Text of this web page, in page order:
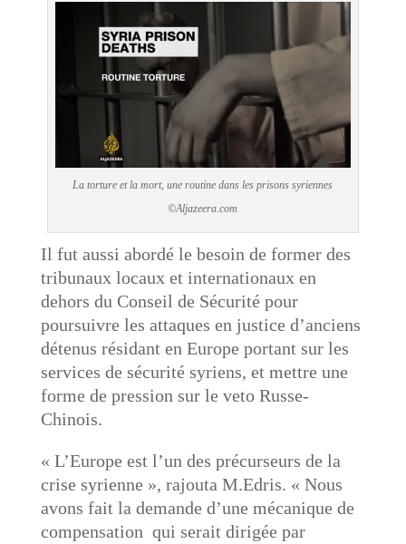
La torture et la mort, une routine dans les prisons syriennes
©Aljazeera.com
Il fut aussi abordé le besoin de former des
tribunaux locaux et internationaux en
dehors du Conseil de Sécurité pour
poursuivre les attaques en justice d’anciens
détenus résidant en Europe portant sur les
services de sécurité syriens, et mettre une
forme de pression sur le veto Russe-
Chinois.
« L’Europe est l’un des précurseurs de la
crise syrienne », rajouta M.Edris. « Nous
avons fait la demande d’une mécanique de
compensation qui serait dirigée par